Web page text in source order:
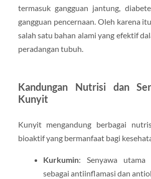
termasuk gangguan jantung,
gangguan pencernaan. Oleh karena
salah satu bahan alami yang efektif
peradangan tubuh.
Kandungan Nutrisi dan
Kunyit
Kunyit mengandung berbagai
bioaktif yang bermanfaat bagi
Kurkumin: Senyawa utama
sebagai antiinflamasi dan